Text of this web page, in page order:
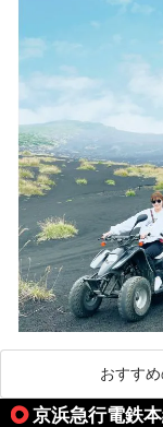
おすす
京浜急行電鉄